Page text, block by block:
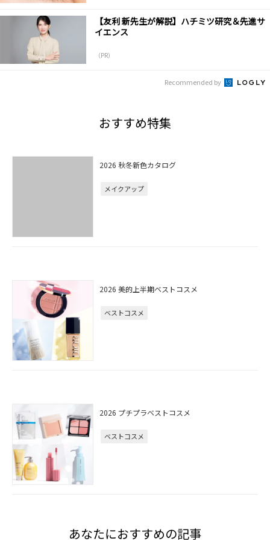
【友利 新先生が解説】ハチミツ研究＆先進サ
イエンス
（PR）
Recommended by
おすすめ特集
2026 秋冬新色カタログ
メイクアップ
2026 美的上半期ベストコスメ
ベストコスメ
2026 プチプラベストコスメ
ベストコスメ
あなたにおすすめの記事